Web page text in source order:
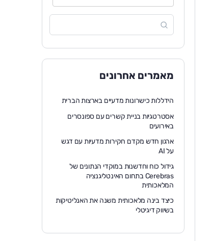
מאמרים אחרונים
הידללות כישרונות מדעיים בארצות הברית
אסטרטגיות בניית קשרים עם ספונסרים
באירועים
ארגון חדש מקדם חקירות מדעיות עם דגש
על AI
גידול כוח וחדשנות במוקדי הנתונים של
Cerebras בתחום האינטליגנציה
המלאכותית
כיצד בינה מלאכותית משנה את האנליטיקות
בשיווק דיגיטלי